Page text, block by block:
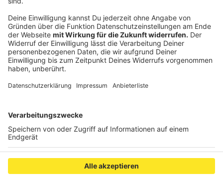
Verbraucherschützer auch, regelmäßig die Konten zu
überprüfen.
Anzeige
Anzeige